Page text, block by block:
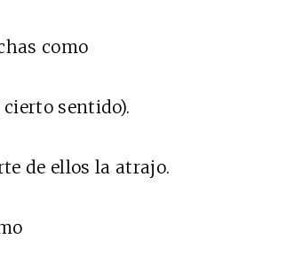
como
sentido).
de ellos la atrajo.